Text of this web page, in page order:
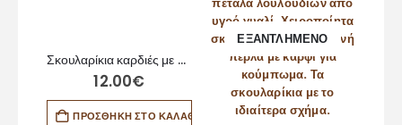
Σκουλαρίκια καρδιές με πέταλά λουλουδιών
12.00€
ΠΡΟΣΘΉΚΗ ΣΤΟ ΚΑΛΆΘΙ
ΕΞΑΝΤΛΗΜΈΝΟ